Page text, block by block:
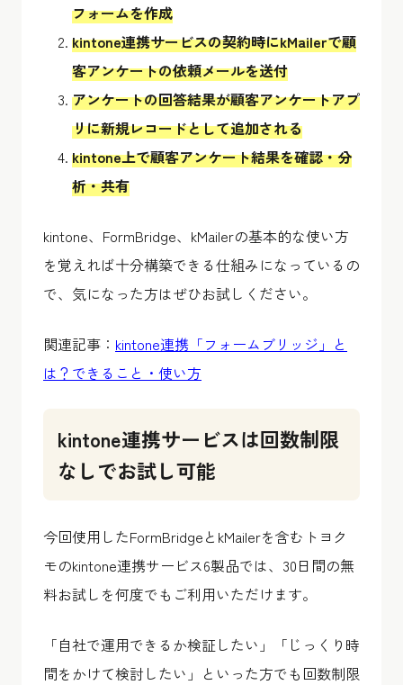
フォームを作成
kintone連携サービスの契約時にkMailerで顧
客アンケートの依頼メールを送付
アンケートの回答結果が顧客アンケートアプ
リに新規レコードとして追加される
kintone上で顧客アンケート結果を確認・分
析・共有
kintone、FormBridge、kMailerの基本的な使い方
を覚えれば十分構築できる仕組みになっているの
で、気になった方はぜひお試しください。
関連記事： kintone連携「フォームブリッジ」と
は？できること・使い方
kintone連携サービスは回数制限
なしでお試し可能
今回使用したFormBridgeとkMailerを含むトヨク
モのkintone連携サービス6製品では、30日間の無
料お試しを何度でもご利用いただけます。
「自社で運用できるか検証したい」「じっくり時
間をかけて検討したい」といった方でも回数制限